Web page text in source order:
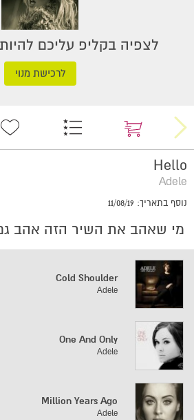
לצפיה בקליפ עליכם
לרכישת מנוי
Hello
Adele
נוסף בתאריך: 11/08/19
מי שאהב את השיר הזה אהב
Cold Shoulder
Adele
One And Only
Adele
Million Years Ago
Adele